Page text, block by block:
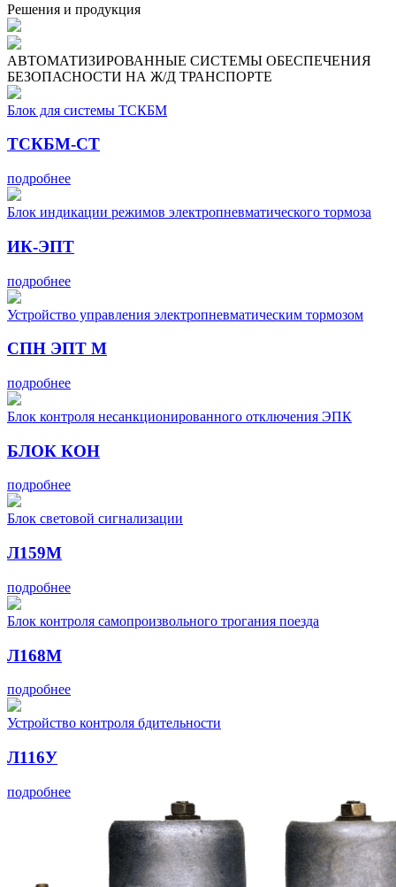
Решения и продукция
АВТОМАТИЗИРОВАННЫЕ СИСТЕМЫ ОБЕСПЕЧЕНИЯ
БЕЗОПАСНОСТИ НА Ж/Д ТРАНСПОРТЕ
Блок для системы ТСКБМ
ТСКБМ-СТ
подробнее
Блок индикации режимов электропневматического тормоза
ИК-ЭПТ
подробнее
Устройство управления электропневматическим тормозом
СПН ЭПТ М
подробнее
Блок контроля несанкционированного отключения ЭПК
БЛОК КОН
подробнее
Блок световой сигнализации
Л159М
подробнее
Блок контроля самопроизвольного трогания поезда
Л168М
подробнее
Устройство контроля бдительности
Л116У
подробнее